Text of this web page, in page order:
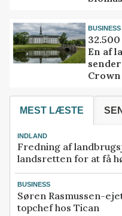
BUSINESS
En af
Crown
MEST LÆSTE
INDLAND
Fredning af
landsretten for at få
BUSINESS
Søren Rasmussen-
topchef hos Tican